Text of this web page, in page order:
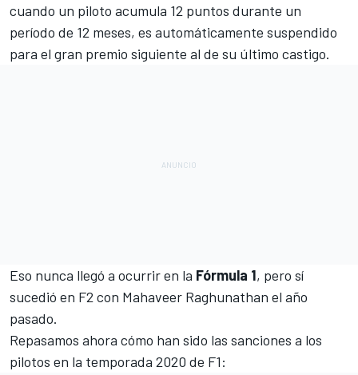
cuando un piloto acumula 12 puntos durante un
período de 12 meses, es automáticamente suspendido
para el gran premio siguiente al de su último castigo.
Eso nunca llegó a ocurrir en la Fórmula 1, pero sí
sucedió en F2 con Mahaveer Raghunathan el año
pasado.
Repasamos ahora cómo han sido las sanciones a los
pilotos en la temporada 2020 de F1: